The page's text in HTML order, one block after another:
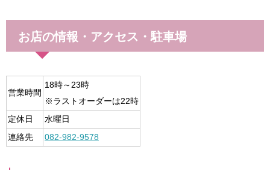
お店の情報・アクセス・駐車場
営業時間
18時～23時
※ラストオーダーは22時
定休日
水曜日
連絡先
082-982-9578